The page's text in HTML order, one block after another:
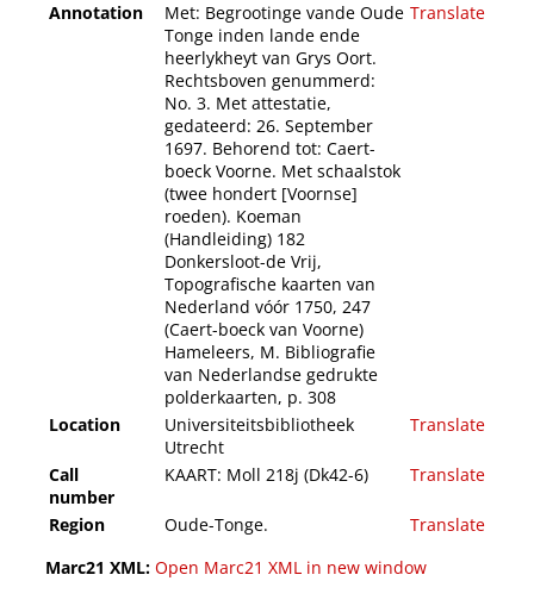
Annotation
Met: Begrootinge vande Oude
Tonge inden lande ende
heerlykheyt van Grys Oort.
Rechtsboven genummerd:
No. 3. Met attestatie,
gedateerd: 26. September
1697. Behorend tot: Caert-
boeck Voorne. Met schaalstok
(twee hondert [Voornse]
roeden). Koeman
(Handleiding) 182
Donkersloot-de Vrij,
Topografische kaarten van
Nederland vóór 1750, 247
(Caert-boeck van Voorne)
Hameleers, M. Bibliografie
van Nederlandse gedrukte
polderkaarten, p. 308
Translate
Location
Universiteitsbibliotheek
Utrecht
Translate
Call
number
KAART: Moll 218j (Dk42-6) Translate
Region Oude-Tonge.
Translate
Marc21 XML: Open Marc21 XML in new window